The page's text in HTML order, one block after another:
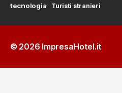
tecnologia Turisti stranieri
© 2026 ImpresaHotel.it